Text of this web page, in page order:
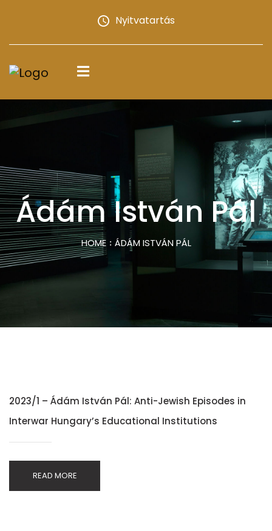
Nyitvatartás
Ádám István Pál
HOME ÁDÁM ISTVÁN PÁL
2023/1 – Ádám István Pál: Anti-Jewish Episodes in
Interwar Hungary’s Educational Institutions
READ MORE